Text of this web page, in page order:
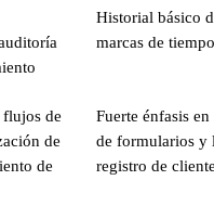
Historial básico
marcas de
flujos de
de
de
Fuerte énfasis
de formularios y
registro de